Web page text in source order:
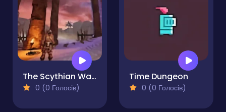
The Scythian Warrior
0 (0 Голосів)
Time Dungeon
0 (0 Голосів)